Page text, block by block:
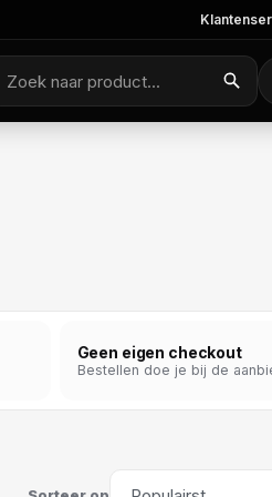
Geen eigen checkout
Bestellen doe je bij de